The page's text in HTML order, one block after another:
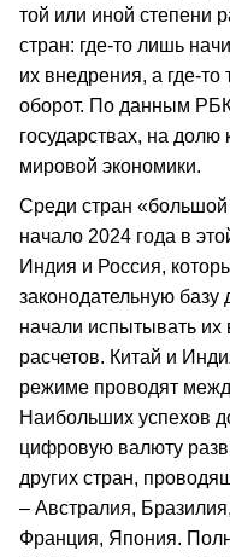
той или иной степени
стран: где-то лишь
их внедрения, а где-
оборот. По данным
государствах, на долю
мировой экономики.
Среди стран
начало 2024 года в
Индия и Россия,
законодательную
начали испытывать их
расчетов. Китай и
режиме проводят
Наибольших успехов
цифровую валюту
других стран,
– Австралия,
Франция, Япония.